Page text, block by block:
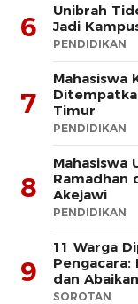
6
Unibrah
Jadi
PENDIDIKAN
7
Mahasiswa
Timur
PENDIDIKAN
8
Mahasiswa
Ramadhan
Akejawi
PENDIDIKAN
9
11 Warga
Pengacara:
dan
SOROTAN